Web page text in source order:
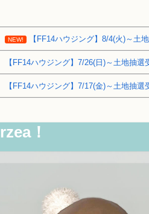
NEW! 【FF14ハウジング】8/4(火)～土
【FF14ハウジング】7/26(日)～土地抽
【FF14ハウジング】7/17(金)～土地抽
！